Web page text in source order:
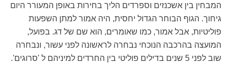
המבחין בין אשכנזים וספרדים הליך בחירות באופן המעורר היום
גיחוך. הגוף הבוחר הגדול יחסית, היה אמור למתן השפעות
פוליטיות, אבל אמור, כמו שאומרים, הוא שם של דג. בפועל,
המועצה בהרכבה הנוכחי נבחרה לראשונה לפני עשור, ונבחרה
שוב לפני 5 שנים בדילים פוליטי בין החרדים למיניהם ל 'סרוגים'.